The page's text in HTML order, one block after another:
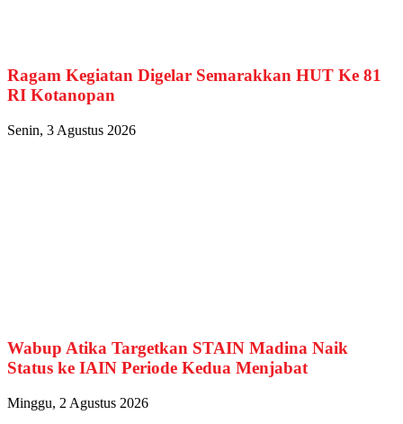
Ragam Kegiatan Digelar Semarakkan HUT Ke 81
RI Kotanopan
Senin, 3 Agustus 2026
Wabup Atika Targetkan STAIN Madina Naik
Status ke IAIN Periode Kedua Menjabat
Minggu, 2 Agustus 2026